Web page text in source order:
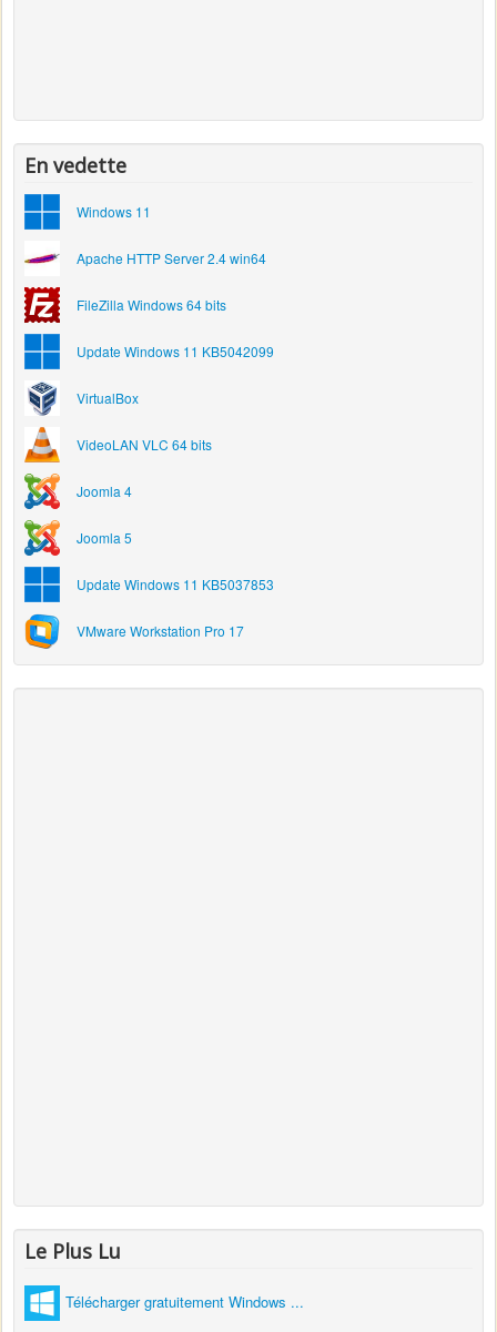
En vedette
Windows 11
Apache HTTP Server 2.4 win64
FileZilla Windows 64 bits
Update Windows 11 KB5042099
VirtualBox
VideoLAN VLC 64 bits
Joomla 4
Joomla 5
Update Windows 11 KB5037853
VMware Workstation Pro 17
Le Plus Lu
Télécharger gratuitement Windows ...